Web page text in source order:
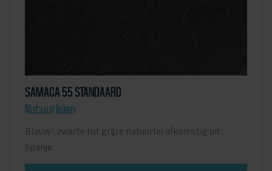
SAMACA 55 STANDAARD
Natuurleien
Blauw - zwarte tot grijze natuurlei afkomstig uit
Spanje.